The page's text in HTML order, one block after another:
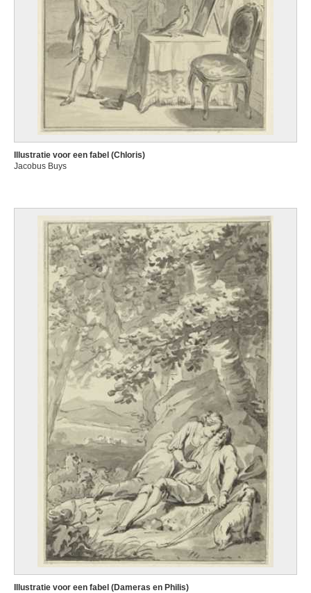
Illustratie voor een fabel (Chloris)
Jacobus Buys
Illustratie voor een fabel (Dameras en Philis)